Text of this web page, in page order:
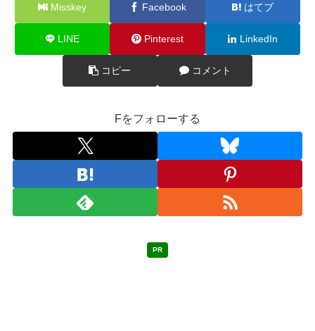
Misskey Facebook はてブ
LINE Pinterest LinkedIn
コピー コメント
Fをフォローする
PR